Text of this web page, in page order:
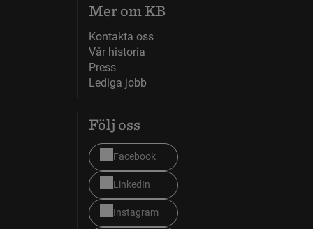
Mer om KB
Kontakta oss
Vår historia
Press
Lediga jobb
Följ oss
Facebook
LinkedIn
Instagram